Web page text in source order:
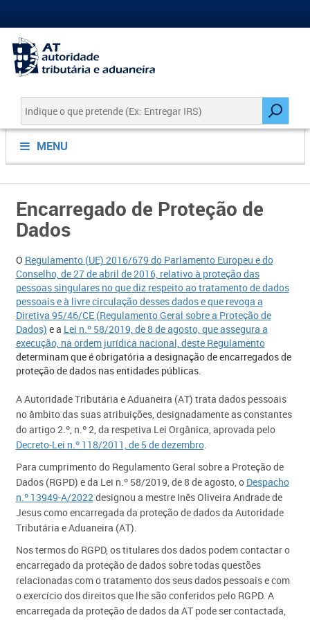
MENU
Encarregado de Proteção de
Dados
​​​O Regulamento (UE) 2016/679 do Parlamento Europeu e do
Conselho, de 27 de abril de 2016, relativo à proteção das
pessoas singulares no que diz respeito ao tratamento de dados
pessoais e à livre circulação desses dados e que revoga a
Diretiva 95/46/CE (Regulamento Geral sobre a Proteção de
Dados) e a Lei n.º 58/2019, de 8 de agosto, que assegura a
execução, na ordem jurídica nacional, deste Regulamento
determinam que é obrigatória a designação de encarregados de
proteção de dados nas entidades públicas.
A Autoridade Tributária e Aduaneira (AT) trata dados pessoais
no âmbito das suas atribuições, designadamente as constantes
do artigo 2.º, n.º 2, da respetiva Lei Orgânica, aprovada pelo
Decreto-Lei n.º 118/2011, de 5 de dezembro.
Para cumprimento do Regulamento Geral sobre a Proteção de
Dados (RGPD) e da Lei n.º 58/2019, de 8 de agosto, o Despacho
n.º 13949​-A/2022designou a mestre Inês Oliveira Andrade de
Jesus como encarregada da proteção de dados da Autoridade
Tributária e Aduaneira (AT).
Nos termos do RGPD, os titulares dos dados podem contactar o
encarregado da proteção de dados sobre todas questões
relacionadas com o tratamento dos seus dados pessoais e com
o exercício dos direitos que lhe são conferidos pelo RGPD. A
encarregada da proteção de dados da AT pode ser contactada,